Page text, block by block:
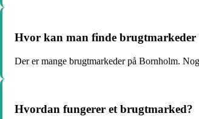
Hvor kan man finde
Der er mange brugtmarkeder på Bornholm.
Hvordan fungerer et brugtmarked?